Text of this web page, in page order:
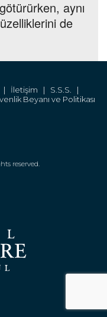
aynı
de
| İletişim | S.S.S. |
Beyanı ve Politikası
reserved.